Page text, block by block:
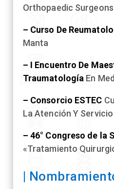
Orthopaedic Surgeons
– Curso De
Manta
– I Encuentro De
Traumatología En
– Consorcio ESTEC
La Atención Y
– 46° Congreso de la
«Tratamiento
|